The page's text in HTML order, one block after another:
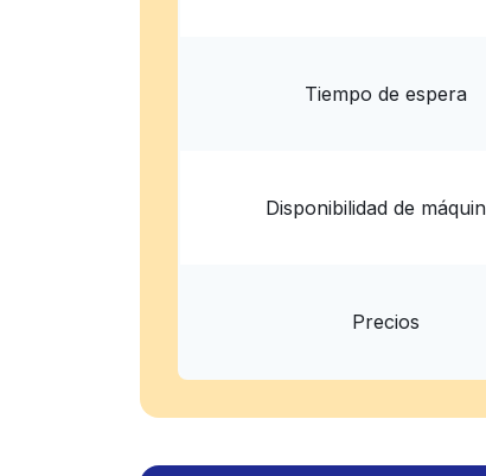
Tiempo de espera
Disponibilidad de
Precios